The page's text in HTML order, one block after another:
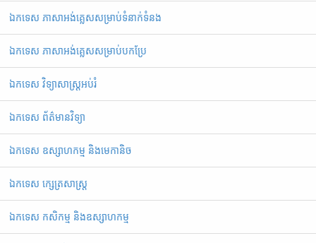
ឯកទេស ភាសាអង់គ្លេសសម្រាប់ទំនាក់ទំនង
ឯកទេស ភាសាអង់គ្លេសសម្រាប់បកប្រែ
ឯកទេស វិទ្យាសាស្ត្រអប់រំ
ឯកទេស ព័ត៌មានវិទ្យា
ឯកទេស ឧស្សាហកម្ម និងមេកានិច
ឯកទេស ក្សេត្រសាស្ត្រ
ឯកទេស កសិកម្ម និងឧស្សាហកម្ម